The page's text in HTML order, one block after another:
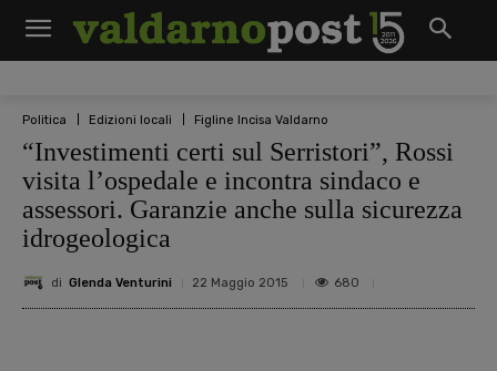
Politica Edizioni locali Figline Incisa Valdarno
“Investimenti certi sul Serristori”, Rossi
visita l’ospedale e incontra sindaco e
assessori. Garanzie anche sulla sicurezza
idrogeologica
di Glenda Venturini 22 Maggio 2015 680